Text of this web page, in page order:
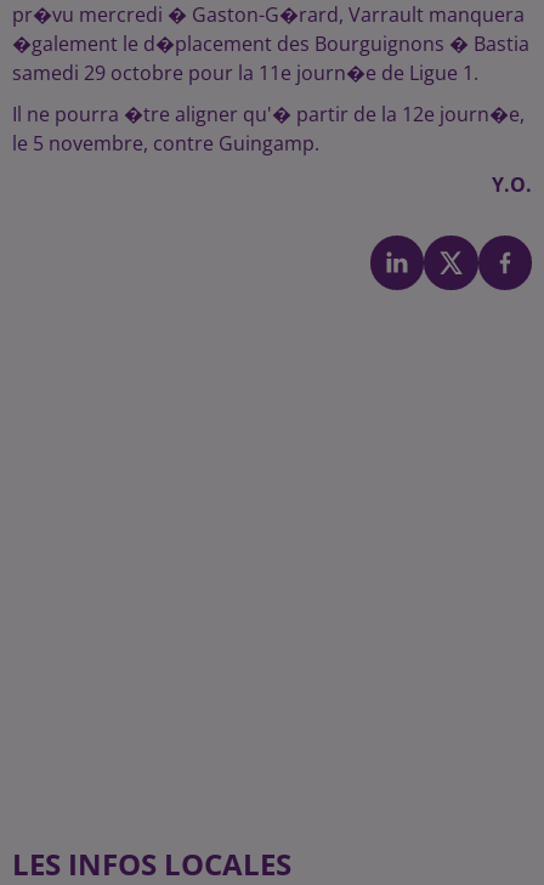
pr�vu mercredi � Gaston-G�rard, Varrault manquera
�galement le d�placement des Bourguignons � Bastia
samedi 29 octobre pour la 11e journ�e de Ligue 1.
Il ne pourra �tre aligner qu'� partir de la 12e journ�e,
le 5 novembre, contre Guingamp.
Y.O.
LES INFOS LOCALES